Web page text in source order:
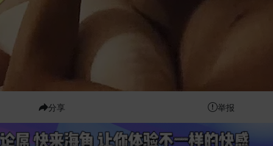
分享 举报